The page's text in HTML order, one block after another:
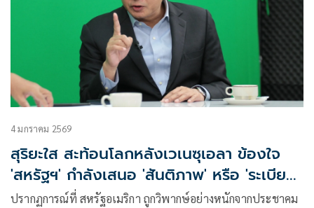
4 มกราคม 2569
สุริยะใส สะท้อนโลกหลังเวเนซุเอลา ข้องใจ
'สหรัฐฯ' กำลังเสนอ 'สันติภาพ' หรือ 'ระเบียบ
อำนาจใหม่'
ปรากฏการณ์ที่ สหรัฐอเมริกา ถูกวิพากษ์อย่างหนักจากประชาคม